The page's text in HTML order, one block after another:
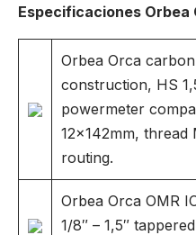
Especificaciones Orbea
Orbea Orca
construction, HS
powermeter
12x142mm, thread
routing.
Orbea Orca OMR
1/8″ – 1,5″